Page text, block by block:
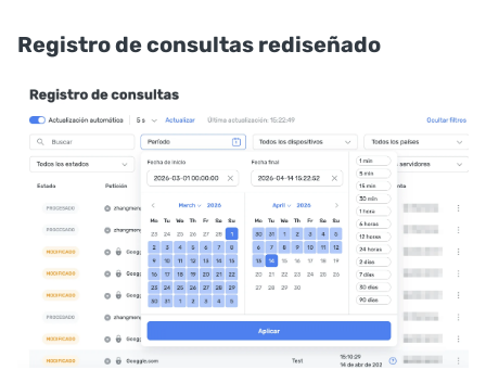
Registro de consultas rediseñado